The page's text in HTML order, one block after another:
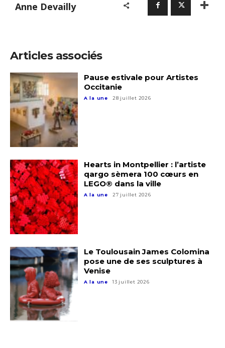
Anne Devailly
Articles associés
Pause estivale pour Artistes
Occitanie
A la une 28 juillet 2026
Hearts in Montpellier : l’artiste
qargo sèmera 100 cœurs en
LEGO® dans la ville
A la une 27 juillet 2026
Le Toulousain James Colomina
pose une de ses sculptures à
Venise
A la une 13 juillet 2026